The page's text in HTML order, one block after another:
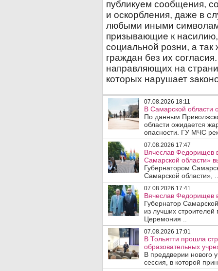
07.08.2026 18:11
В Самарской области
По данным
области ожидается
опасности. ГУ МЧС
07.08.2026 17:47
Вячеслав Федорищев
Самарской области»
Губернатором
Самарской области», ..
07.08.2026 17:41
Вячеслав Федорищев
Губернатор
из лучших
Церемония ..
07.08.2026 17:01
В Тольятти прошла
образовательных
В преддверии нового
сессия, в которой